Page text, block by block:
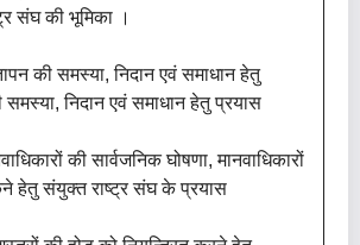
संघ की भूमिका ।
की समस्या, निदान एवं समाधान हेतु
निदान एवं समाधान हेतु प्रयास
की सार्वजनिक घोषणा, मानवाधिकारों
हेतु संयुक्त राष्ट्र संघ के प्रयास